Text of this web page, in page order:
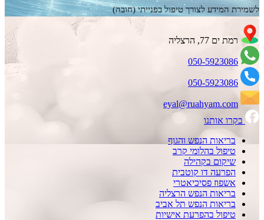
לשמירת המידע לצורך טיפול בפנייתי (חובה)
רמת ים 77, הרצליה
050-5923086
050-5923086
eyal@ruahyam.com
בקרו אותנו
בריאות הנפש והגוף
טיפול בהלומי קרב
שיקום בקהילה
הפרעה דו קוטבית
אשפוז פסיכיאטרי
בריאות הנפש הרצליה
בריאות הנפש תל אביב
טיפול בהפרעת אישיות